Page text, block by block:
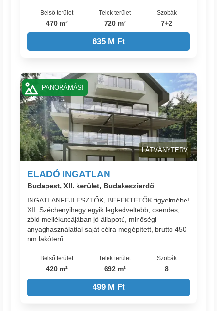
Belső terület
470 m²
Telek terület
720 m²
Szobák
7+2
635 M Ft
LÁTVÁNYTERV
ELADÓ INGATLAN
Budapest, XII. kerület, Budakeszierdő
INGATLANFEJLESZTŐK, BEFEKTETŐK figyelmébe!
XII. Széchenyihegy egyik legkedveltebb, csendes,
zöld mellékutcájában jó állapotú, minőségi
anyaghasználattal saját célra megépített, brutto 450
nm lakóterű...
Belső terület
420 m²
Telek terület
692 m²
Szobák
8
499 M Ft
PANORÁMÁS!